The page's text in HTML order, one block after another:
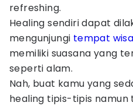
refreshing.
Healing sendiri dapat
mengunjungi tempat
memiliki suasana yang
seperti alam.
Nah, buat kamu yang
healing tipis-tipis namun